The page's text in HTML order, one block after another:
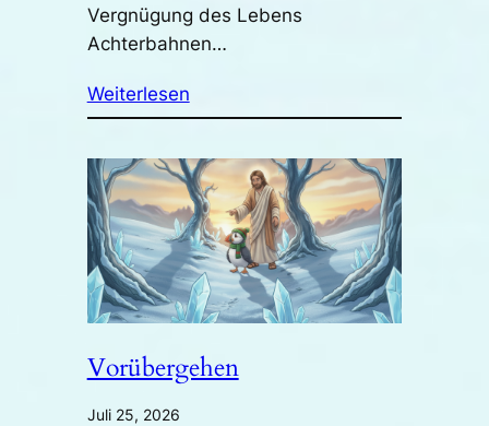
Vergnügung des Lebens
Achterbahnen…
Weiterlesen
Vorübergehen
Juli 25, 2026